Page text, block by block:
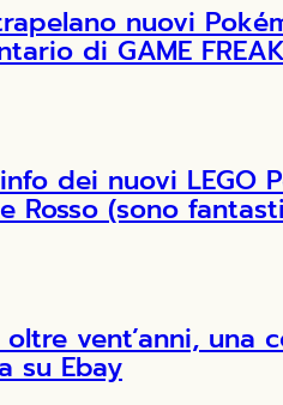
trapelano nuovi
di GAME
dei nuovi LEGO
Rosso (sono fantasti
vent’anni, una
su Ebay